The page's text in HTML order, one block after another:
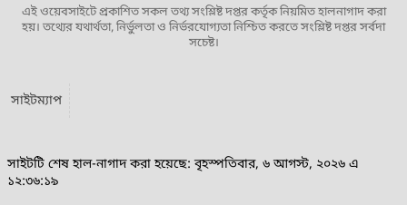
এই ওয়েবসাইটে প্রকাশিত সকল তথ্য সংশ্লিষ্ট দপ্তর কর্তৃক নিয়মিত হালনাগাদ করা
হয়। তথ্যের যথার্থতা, নির্ভুলতা ও নির্ভরযোগ্যতা নিশ্চিত করতে সংশ্লিষ্ট দপ্তর সর্বদা
সচেষ্ট।
সাইটম্যাপ
সাইটটি শেষ হাল-নাগাদ করা হয়েছে: বৃহস্পতিবার, ৬ আগস্ট, ২০২৬ এ
১২:৩৬:১৯